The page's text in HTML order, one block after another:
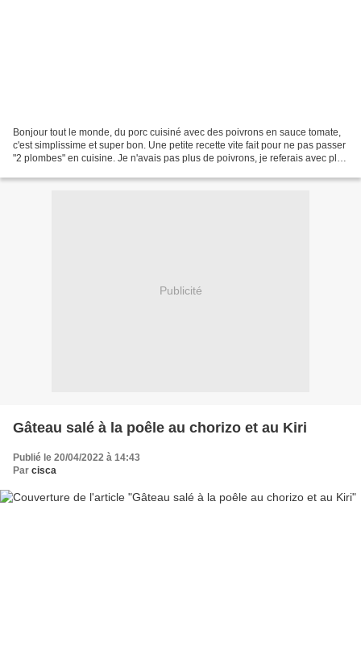
Bonjour tout le monde, du porc cuisiné avec des poivrons en sauce tomate,
c'est simplissime et super bon. Une petite recette vite fait pour ne pas passer
"2 plombes" en cuisine. Je n'avais pas plus de poivrons, je referais avec plus
Publicité
Gâteau salé à la poêle au chorizo et au Kiri
Publié le 20/04/2022 à 14:43
Par cisca